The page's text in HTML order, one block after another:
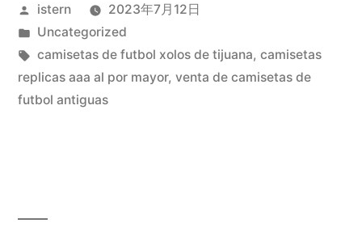
de
futbol»
Publicado
por
istern
2023年7月12日
Publicado
en
Uncategorized
Etiquetas:
camisetas de futbol xolos de tijuana, camisetas
replicas aaa al por mayor, venta de camisetas de
futbol antiguas